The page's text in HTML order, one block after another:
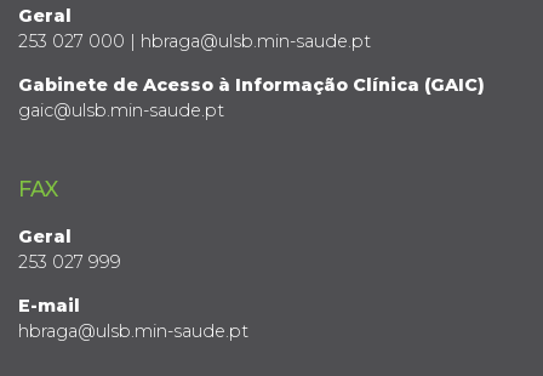
Geral
253 027 000 | hbraga@ulsb.min-saude.pt
Gabinete de Acesso à Informação Clínica (GAIC)
gaic@ulsb.min-saude.pt
FAX
Geral
253 027 999
E-mail
hbraga@ulsb.min-saude.pt